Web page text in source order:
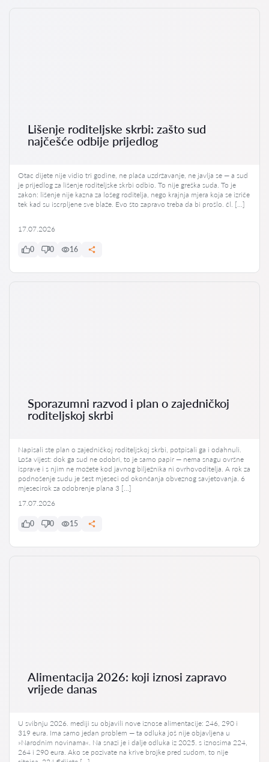
Lišenje roditeljske skrbi: zašto sud
najčešće odbije prijedlog
Otac dijete nije vidio tri godine, ne plaća uzdržavanje, ne javlja se — a sud
je prijedlog za lišenje roditeljske skrbi odbio. To nije greška suda. To je
zakon: lišenje nije kazna za lošeg roditelja, nego krajnja mjera koja se izriče
tek kad su iscrpljene sve blaže. Evo što zapravo treba da bi prošlo. čl. […]
17.07.2026
0 0 16
Sporazumni razvod i plan o zajedničkoj
roditeljskoj skrbi
Napisali ste plan o zajedničkoj roditeljskoj skrbi, potpisali ga i odahnuli.
Loša vijest: dok ga sud ne odobri, to je samo papir — nema snagu ovršne
isprave i s njim ne možete kod javnog bilježnika ni ovrhovoditelja. A rok za
podnošenje sudu je šest mjeseci od okončanja obveznog savjetovanja. 6
mjesecirok za odobrenje plana 3 […]
17.07.2026
0 0 15
Alimentacija 2026: koji iznosi zapravo
vrijede danas
U svibnju 2026. mediji su objavili nove iznose alimentacije: 246, 290 i
319 eura. Ima samo jedan problem — ta odluka još nije objavljena u
»Narodnim novinama«. Na snazi je i dalje odluka iz 2025. s iznosima 224,
264 i 290 eura. Ako se pozivate na krive brojke pred sudom, to nije